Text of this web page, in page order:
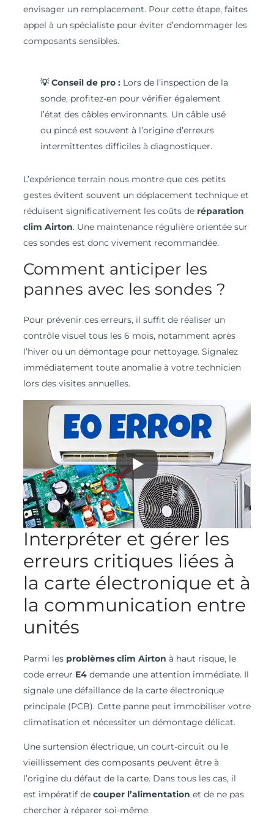
envisager un remplacement. Pour cette étape, faites
appel à un spécialiste pour éviter d’endommager les
composants sensibles.
💡 Conseil de pro : Lors de l’inspection de la
sonde, profitez-en pour vérifier également
l’état des câbles environnants. Un câble usé
ou pincé est souvent à l’origine d’erreurs
intermittentes difficiles à diagnostiquer.
L’expérience terrain nous montre que ces petits
gestes évitent souvent un déplacement technique et
réduisent significativement les coûts de réparation
clim Airton. Une maintenance régulière orientée sur
ces sondes est donc vivement recommandée.
Comment anticiper les
pannes avec les sondes ?
Pour prévenir ces erreurs, il suffit de réaliser un
contrôle visuel tous les 6 mois, notamment après
l’hiver ou un démontage pour nettoyage. Signalez
immédiatement toute anomalie à votre technicien
lors des visites annuelles.
Interpréter et gérer les
erreurs critiques liées à
la carte électronique et à
la communication entre
unités
Parmi les problèmes clim Airton à haut risque, le
code erreur E4demande une attention immédiate. Il
signale une défaillance de la carte électronique
principale (PCB). Cette panne peut immobiliser votre
climatisation et nécessiter un démontage délicat.
Une surtension électrique, un court-circuit ou le
vieillissement des composants peuvent être à
l’origine du défaut de la carte. Dans tous les cas, il
est impératif de couper l’alimentation et de ne pas
chercher à réparer soi-même.